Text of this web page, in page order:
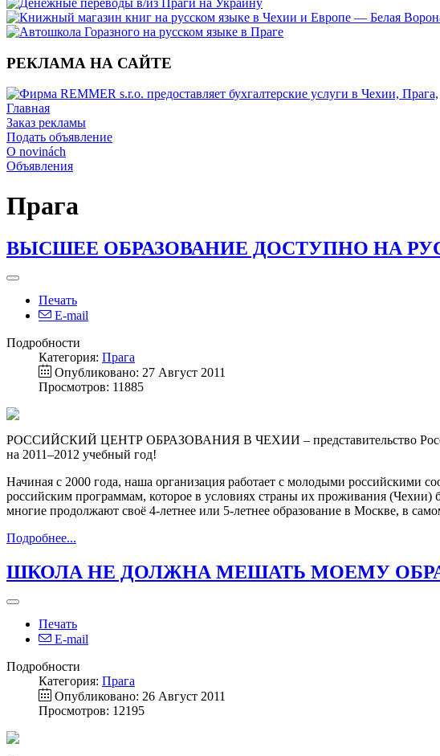
РЕКЛАМА НА САЙТЕ
Главная
Заказ рекламы
Подать объявление
O novinách
Объявления
Прага
ВЫСШЕЕ ОБРАЗОВАНИЕ ДОСТУПНО НА
Печать
E-mail
Подробности
Категория: Прага
Опубликовано: 27 Август 2011
Просмотров: 11885
РОССИЙСКИЙ ЦЕНТР ОБРАЗОВАНИЯ В ЧЕХИИ – представительство
на 2011–2012 учебный год!
Начиная с 2000 года, наша организация работает с молодыми российскими
российским программам, которое в условиях страны их проживания
многие продолжают своё 4-летнее или 5-летнее образование в Москве, в
Подробнее...
ШКОЛА НЕ ДОЛЖНА МЕШАТЬ МОЕМУ
Печать
E-mail
Подробности
Категория: Прага
Опубликовано: 26 Август 2011
Просмотров: 12195